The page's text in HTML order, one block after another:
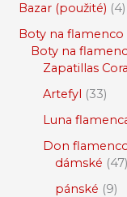
Bazar (použité) 4
Boty na flamenco
Boty na
Zapatillas
Artefyl 33
Luna
Don
dámské 47
pánské 9